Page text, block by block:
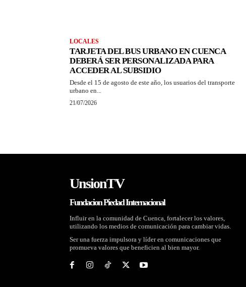
LOCALES
TARJETA DEL BUS URBANO EN CUENCA
DEBERÁ SER PERSONALIZADA PARA
ACCEDER AL SUBSIDIO
Desde el 15 de agosto de este año, los usuarios del transporte
urbano en...
21/07/2026
UnsionTV
Fundacion Piedad Internacional
Influir en la comunidad de Cuenca, fortalecer los valores,
utilizando los medios de comunicación para cambiar vidas.
Ser una fuerza impulsora y líder en comunicaciones que
promueva valores que beneficien al bien mayor.